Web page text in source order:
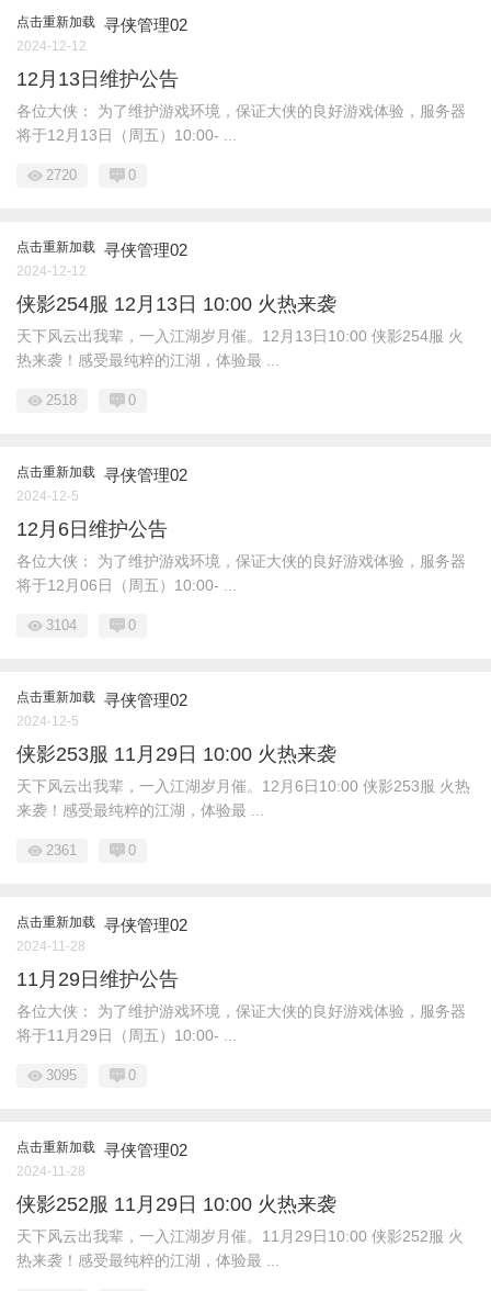
点击重新加载 寻侠管理02
2024-12-12
12月13日维护公告
各位大侠： 为了维护游戏环境，保证大侠的良好游戏体验，服务器
将于12月13日（周五）10:00- ...
2720 0
点击重新加载 寻侠管理02
2024-12-12
侠影254服 12月13日 10:00 火热来袭
天下风云出我辈，一入江湖岁月催。12月13日10:00 侠影254服 火
热来袭！感受最纯粹的江湖，体验最 ...
2518 0
点击重新加载 寻侠管理02
2024-12-5
12月6日维护公告
各位大侠： 为了维护游戏环境，保证大侠的良好游戏体验，服务器
将于12月06日（周五）10:00- ...
3104 0
点击重新加载 寻侠管理02
2024-12-5
侠影253服 11月29日 10:00 火热来袭
天下风云出我辈，一入江湖岁月催。12月6日10:00 侠影253服 火热
来袭！感受最纯粹的江湖，体验最 ...
2361 0
点击重新加载 寻侠管理02
2024-11-28
11月29日维护公告
各位大侠： 为了维护游戏环境，保证大侠的良好游戏体验，服务器
将于11月29日（周五）10:00- ...
3095 0
点击重新加载 寻侠管理02
2024-11-28
侠影252服 11月29日 10:00 火热来袭
天下风云出我辈，一入江湖岁月催。11月29日10:00 侠影252服 火
热来袭！感受最纯粹的江湖，体验最 ...